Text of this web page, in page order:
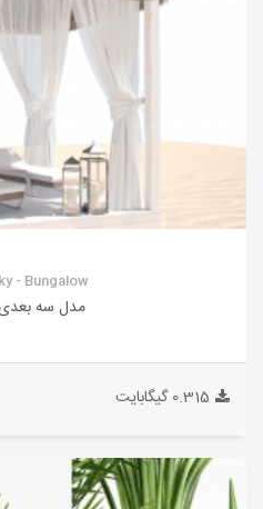
- Bungalow
مدل سه بعدی
0.315 گیگابایت